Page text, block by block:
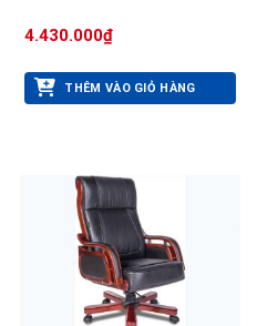
4.430.000₫
THÊM VÀO GIỎ HÀNG